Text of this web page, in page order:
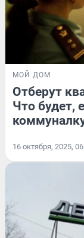
МОЙ ДОМ
Отберут
Что будет,
16 октября, 2025,